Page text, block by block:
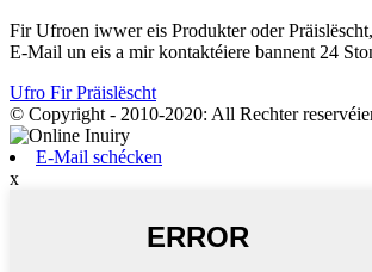
Fir Ufroen iwwer eis Produkter oder
E-Mail un eis a mir kontaktéiere bannent 24
Ufro Fir Präislëscht
© Copyright - 2010-2020: All Rechter
E-Mail schécken
x